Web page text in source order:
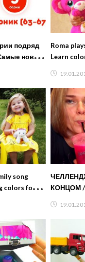
подряд
новые
Roma
Learn
song
colors for
КОНЦОМ /